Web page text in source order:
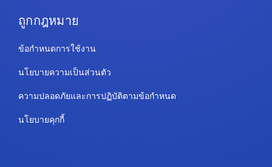
ถูกกฎหมาย
ข้อกำหนดการใช้งาน
นโยบายความเป็นส่วนตัว
ความปลอดภัยและการปฏิบัติตามข้อกำหนด
นโยบายคุกกี้